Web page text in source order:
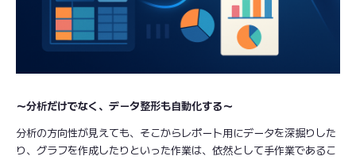
～分析だけでなく、データ整形も自動化する～
分析の方向性が見えても、そこからレポート用にデータを深掘りした
り、グラフを作成したりといった作業は、依然として手作業であるこ